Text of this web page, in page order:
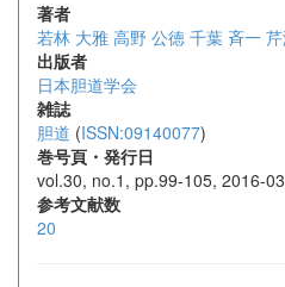
著者
若林 大雅 高野 公徳 千葉 斉一
出版者
日本胆道学会
雑誌
胆道 (ISSN:09140077)
巻号頁・発行日
vol.30, no.1, pp.99-105, 2016-
参考文献数
20